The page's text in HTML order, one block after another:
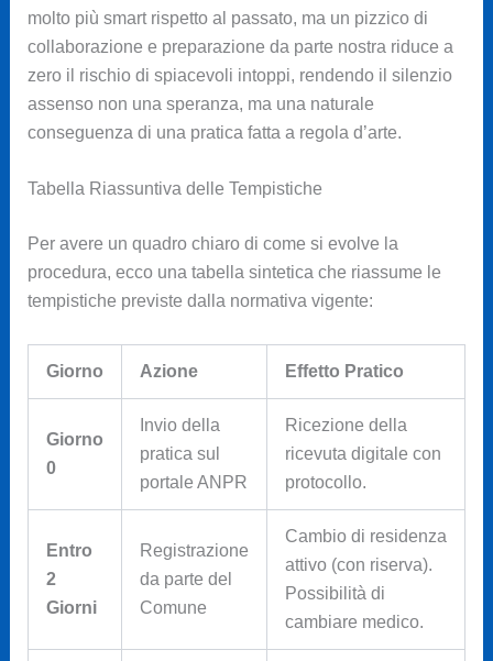
molto più smart rispetto al passato, ma un pizzico di
collaborazione e preparazione da parte nostra riduce a
zero il rischio di spiacevoli intoppi, rendendo il silenzio
assenso non una speranza, ma una naturale
conseguenza di una pratica fatta a regola d’arte.
Tabella Riassuntiva delle Tempistiche
Per avere un quadro chiaro di come si evolve la
procedura, ecco una tabella sintetica che riassume le
tempistiche previste dalla normativa vigente:
Giorno Azione Effetto Pratico
Giorno
0
Invio della
pratica sul
portale ANPR
Ricezione della
ricevuta digitale con
protocollo.
Entro
2
Giorni
Registrazione
da parte del
Comune
Cambio di residenza
attivo (con riserva).
Possibilità di
cambiare medico.